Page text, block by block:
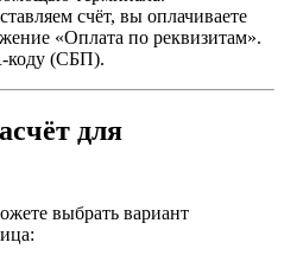
счёт, вы оплачиваете
«Оплата по реквизитам».
коду (СБП).
для
выбрать вариант